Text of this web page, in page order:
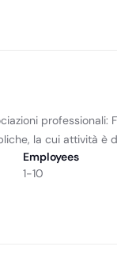
la cui attività è
Employees
1-10